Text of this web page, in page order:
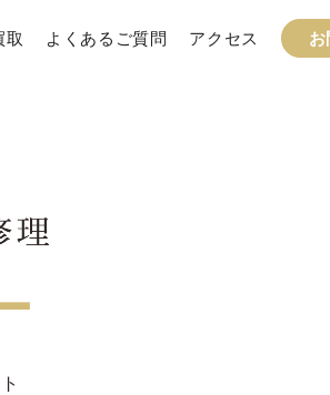
取 よくあるご質問 アクセス